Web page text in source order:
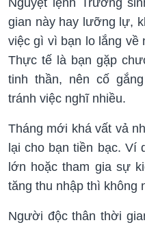
gian này hay lưỡng lự,
việc gì vì bạn lo lắng về
Thực tế là bạn gặp
tinh thần, nên cố
tránh việc nghĩ nhiều.
Tháng mới khá vất vả
lại cho bạn tiền bạc. Ví
lớn hoặc tham gia sự
tăng thu nhập thì không
Người độc thân thời